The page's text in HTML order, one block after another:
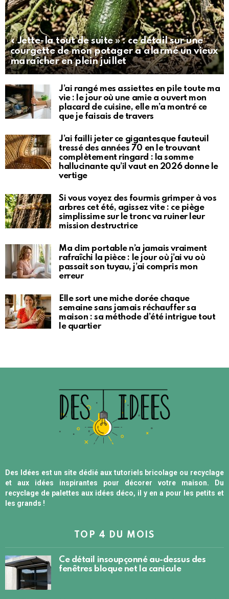
« Jette-la tout de suite » : ce détail sur une
courgette de mon potager a alarmé un vieux
maraîcher en plein juillet
J’ai rangé mes assiettes en pile toute ma
vie : le jour où une amie a ouvert mon
placard de cuisine, elle m’a montré ce
que je faisais de travers
J’ai failli jeter ce gigantesque fauteuil
tressé des années 70 en le trouvant
complètement ringard : la somme
hallucinante qu’il vaut en 2026 donne le
vertige
Si vous voyez des fourmis grimper à vos
arbres cet été, agissez vite : ce piège
simplissime sur le tronc va ruiner leur
mission destructrice
Ma clim portable n’a jamais vraiment
rafraîchi la pièce : le jour où j’ai vu où
passait son tuyau, j’ai compris mon
erreur
Elle sort une miche dorée chaque
semaine sans jamais réchauffer sa
maison : sa méthode d’été intrigue tout
le quartier
Des Idées est un site dédié aux tutoriels bricolage ou recyclage
et aux idées inspirantes pour décorer votre maison. Du
recyclage de palettes aux idées déco, il y en a pour les petits et
les grands !
TOP 4 DU MOIS
Ce détail insoupçonné au-dessus des
fenêtres bloque net la canicule